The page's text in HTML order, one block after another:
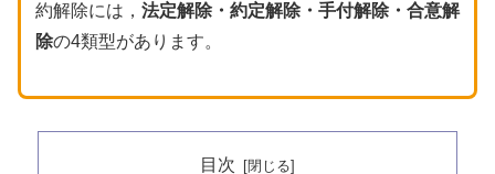
約解除には， 法定解除・約定解除・手付解除・合意解
除の4類型があります。
目次